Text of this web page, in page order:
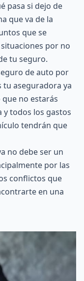
pasa si dejo de
que va de la
que se
por no
tu seguro.
de auto por
aseguradora ya
no estarás
todos los gastos
tendrán que
no debe ser un
por las
conflictos que
en una